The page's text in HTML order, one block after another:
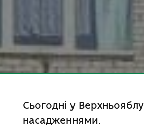
Сьогодні у
насадженнями.